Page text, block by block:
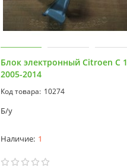
Блок электронный Citroen C 1
2005-2014
10274
Б/у
1